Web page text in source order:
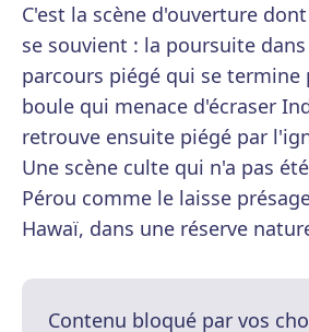
C'est la scène d'ouverture
se souvient : la poursuite
parcours piégé qui se termine
boule qui menace d'écraser
retrouve ensuite piégé par
Une scène culte qui n'a pas
Pérou comme le laisse
Hawaï, dans une réserve
Contenu bloqué par vos